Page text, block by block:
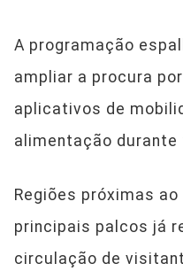
A programação
ampliar a procura
aplicativos de
alimentação durante
Regiões próximas
principais palcos já
circulação de